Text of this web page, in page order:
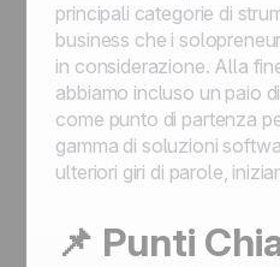
principali categorie di
business che i
in considerazione. Alla
abbiamo incluso un paio
come punto di partenza
gamma di soluzioni
ulteriori giri di parole,
📌 Punti